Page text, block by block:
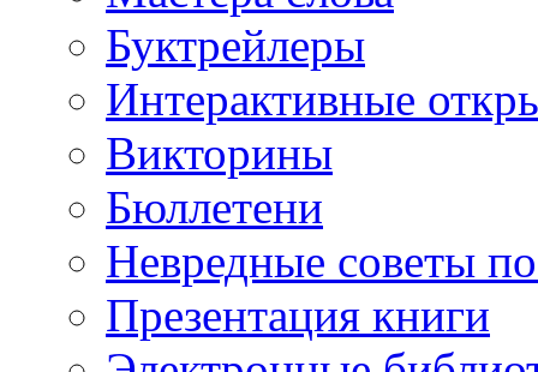
Буктрейлеры
Интерактивные
Викторины
Бюллетени
Невредные советы
Презентация книги